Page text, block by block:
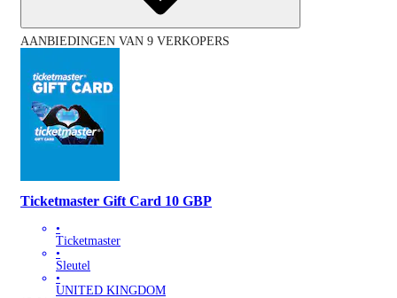
AANBIEDINGEN VAN 9 VERKOPERS
Ticketmaster Gift Card 10 GBP
•
Ticketmaster
•
Sleutel
•
UNITED KINGDOM